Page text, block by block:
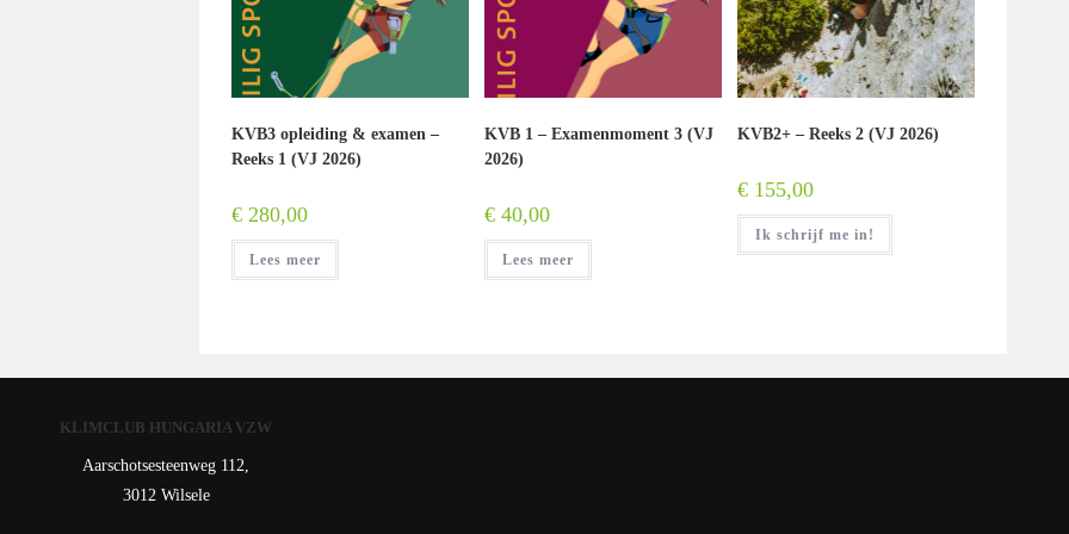
KVB3 opleiding & examen –
Reeks 1 (VJ 2026)
€280,00
Lees meer
KVB 1 – Examenmoment 3 (VJ
2026)
€40,00
Lees meer
KVB2+ – Reeks 2 (VJ 2026)
€155,00
Ik schrijf me in!
KLIMCLUB HUNGARIA VZW
Aarschotsesteenweg 112,
3012 Wilsele